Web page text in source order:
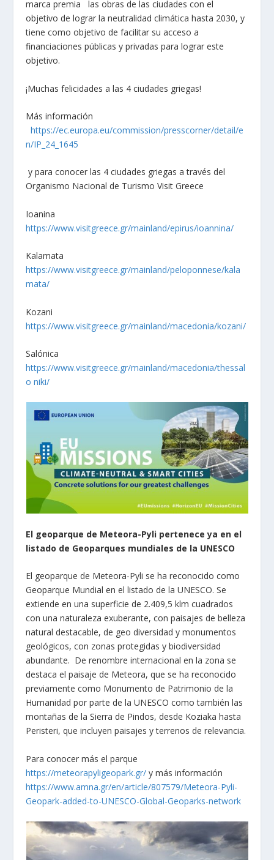
marca premia las obras de las ciudades con el
objetivo de lograr la neutralidad climática hasta 2030, y
tiene como objetivo de facilitar su acceso a
financiaciones públicas y privadas para lograr este
objetivo.
¡Muchas felicidades a las 4 ciudades griegas!
Más información
https://ec.europa.eu/commission/presscorner/detail/e
n/IP_24_1645
y para conocer las 4 ciudades griegas a través del
Organismo Nacional de Turismo Visit Greece
Ioanina
https://www.visitgreece.gr/mainland/epirus/ioannina/
Kalamata
https://www.visitgreece.gr/mainland/peloponnese/kala
mata/
Kozani
https://www.visitgreece.gr/mainland/macedonia/kozani/
Salónica
https://www.visitgreece.gr/mainland/macedonia/thessal
o niki/
El geoparque de Meteora-Pyli pertenece ya en el
listado de Geoparques mundiales de la UNESCO
El geoparque de Meteora-Pyli se ha reconocido como
Geoparque Mundial en el listado de la UNESCO. Se
extiende en una superficie de 2.409,5 klm cuadrados
con una naturaleza exuberante, con paisajes de belleza
natural destacable, de geo diversidad y monumentos
geológicos, con zonas protegidas y biodiversidad
abundante. De renombre internacional en la zona se
destaca el paisaje de Meteora, que se ha reconocido
previamente como Monumento de Patrimonio de la
Humanidad por parte de la UNESCO como también las
montañas de la Sierra de Pindos, desde Koziaka hasta
Peristeri, que incluyen paisajes y terrenos de relevancia.
Para conocer más el parque
https://meteorapyligeopark.gr/ y más información
https://www.amna.gr/en/article/807579/Meteora-Pyli-
Geopark-added-to-UNESCO-Global-Geoparks-network